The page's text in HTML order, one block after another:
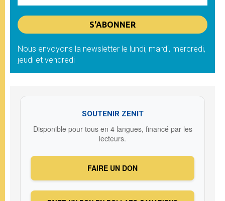
Nous envoyons la newsletter le lundi, mardi, mercredi,
jeudi et vendredi
SOUTENIR ZENIT
Disponible pour tous en 4 langues, financé par les
lecteurs.
FAIRE UN DON